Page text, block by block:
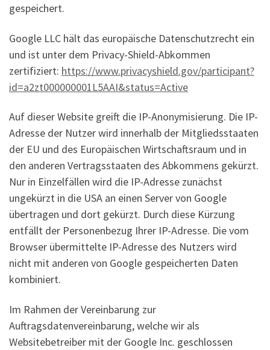
gespeichert.
Google LLC hält das europäische Datenschutzrecht ein
und ist unter dem Privacy-Shield-Abkommen
zertifiziert: https://www.privacyshield.gov/participant?
id=a2zt000000001L5AAI&status=Active
Auf dieser Website greift die IP-Anonymisierung. Die IP-
Adresse der Nutzer wird innerhalb der Mitgliedsstaaten
der EU und des Europäischen Wirtschaftsraum und in
den anderen Vertragsstaaten des Abkommens gekürzt.
Nur in Einzelfällen wird die IP-Adresse zunächst
ungekürzt in die USA an einen Server von Google
übertragen und dort gekürzt. Durch diese Kürzung
entfällt der Personenbezug Ihrer IP-Adresse. Die vom
Browser übermittelte IP-Adresse des Nutzers wird
nicht mit anderen von Google gespeicherten Daten
kombiniert.
Im Rahmen der Vereinbarung zur
Auftragsdatenvereinbarung, welche wir als
Websitebetreiber mit der Google Inc. geschlossen